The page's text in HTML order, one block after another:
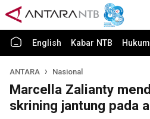
English Kabar NTB
ANTARA Nasional
Marcella Zalianty
skrining jantung pada